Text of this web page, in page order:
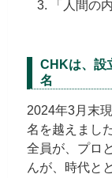
「人間の
CHKは、設
名
2024年3月末
名を越えまし
全員が、プロ
んが、時代と